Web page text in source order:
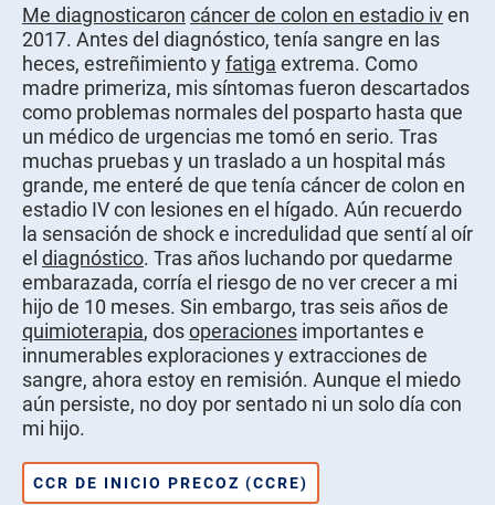
Me diagnosticaron cáncer de colon en estadio iven
2017. Antes del diagnóstico, tenía sangre en las
heces, estreñimiento yfatiga extrema. Como
madre primeriza, mis síntomas fueron descartados
como problemas normales del posparto hasta que
un médico de urgencias me tomó en serio. Tras
muchas pruebas y un traslado a un hospital más
grande, me enteré de que tenía cáncer de colon en
estadio IV con lesiones en el hígado. Aún recuerdo
la sensación de shock e incredulidad que sentí al oír
el diagnóstico. Tras años luchando por quedarme
embarazada, corría el riesgo de no ver crecer a mi
hijo de 10 meses. Sin embargo, tras seis años de
quimioterapia, dosoperaciones importantes e
innumerables exploraciones y extracciones de
sangre, ahora estoy en remisión. Aunque el miedo
aún persiste, no doy por sentado ni un solo día con
mi hijo.
CCR DE INICIO PRECOZ (CCRE)